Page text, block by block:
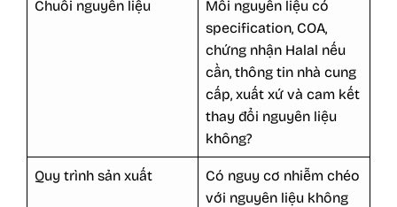
Chuỗi nguyên liệu
Mỗi nguyên liệu có
specification, COA,
chứng nhận Halal nếu
cần, thông tin nhà cung
cấp, xuất xứ và cam kết
thay đổi nguyên liệu
không?
Quy trình sản xuất
Có nguy cơ nhiễm chéo
với nguyên liệu không